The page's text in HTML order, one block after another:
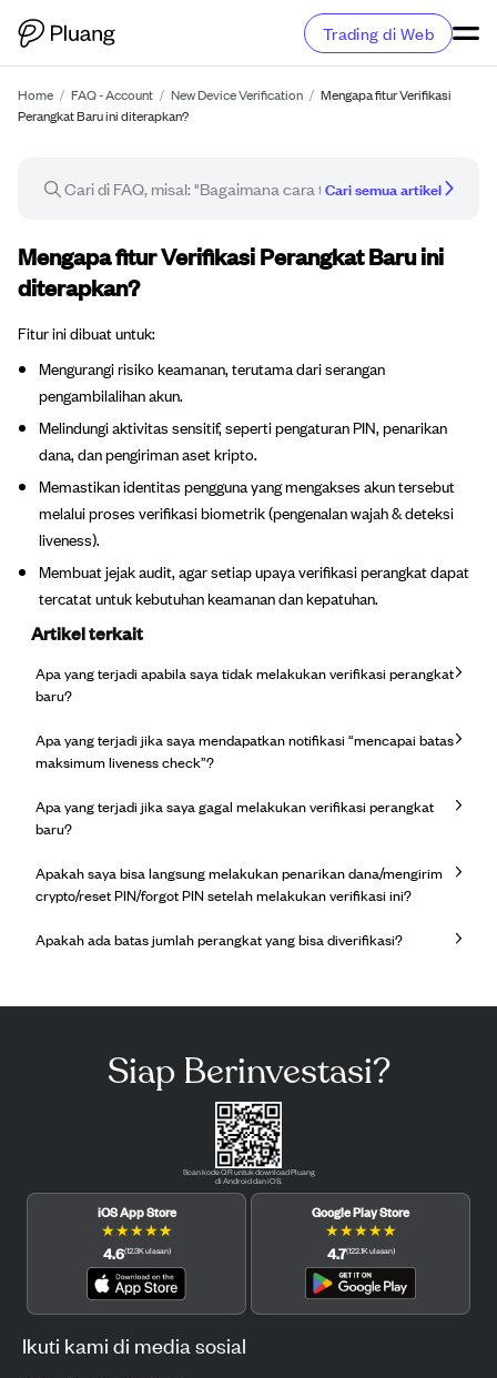
Trading di Web
Home / FAQ - Account / New Device Verification / Mengapa fitur Verifikasi
Perangkat Baru ini diterapkan?
Cari semua artikel
Artikel FAQ
Mengapa fitur Verifikasi Perangkat Baru ini
diterapkan?
Fitur ini dibuat untuk:
Mengurangi risiko keamanan, terutama dari serangan
pengambilalihan akun.
Melindungi aktivitas sensitif, seperti pengaturan PIN, penarikan
dana, dan pengiriman aset kripto.
Memastikan identitas pengguna yang mengakses akun tersebut
melalui proses verifikasi biometrik (pengenalan wajah & deteksi
liveness).
Membuat jejak audit, agar setiap upaya verifikasi perangkat dapat
tercatat untuk kebutuhan keamanan dan kepatuhan.
Artikel terkait
Apa yang terjadi apabila saya tidak melakukan verifikasi perangkat
baru?
Apa yang terjadi jika saya mendapatkan notifikasi “mencapai batas
maksimum liveness check”?
Apa yang terjadi jika saya gagal melakukan verifikasi perangkat
baru?
Apakah saya bisa langsung melakukan penarikan dana/mengirim
crypto/reset PIN/forgot PIN setelah melakukan verifikasi ini?
Apakah ada batas jumlah perangkat yang bisa diverifikasi?
Siap Berinvestasi?
Scan kode QR untuk download Pluang
di Android dan iOS.
iOS App Store
★★★★★
4.6(12.3Kulasan)
Google Play Store
★★★★★
4.7(122.1Kulasan)
Ikuti kami di media sosial